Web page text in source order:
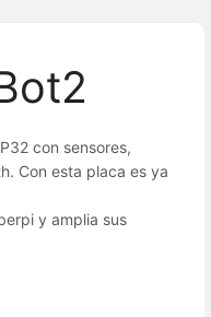
con sensores,
Con esta placa es ya
y amplia sus